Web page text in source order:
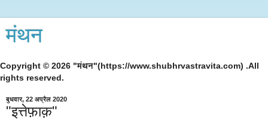
मंथन
Copyright © 2026 "मंथन"(https://www.shubhrvastravita.com) .All
rights reserved.
बुधवार, 22 अप्रैल 2020
"इत्तेफ़ाक़"